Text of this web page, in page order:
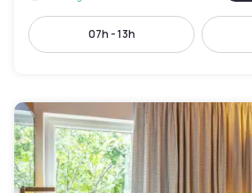
07h - 13h